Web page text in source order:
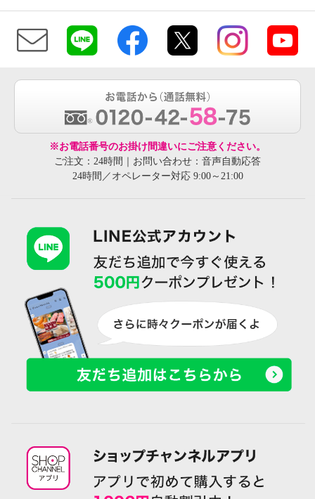
※お電話番号のお掛け間違いにご注意ください。
ご注文：24時間｜お問い合わせ：音声自動応答
24時間／オペレーター対応 9:00～21:00